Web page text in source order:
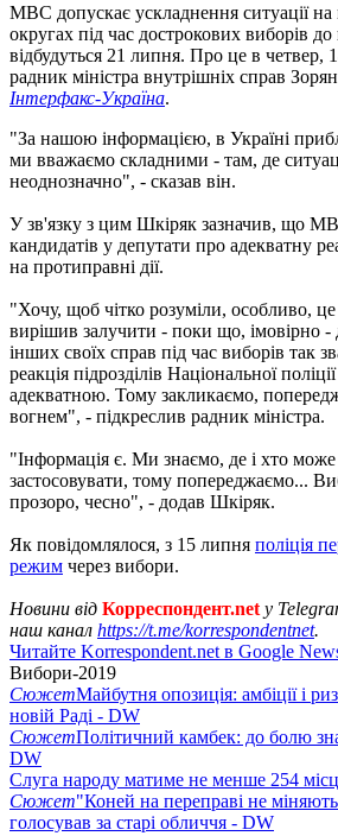
МВС допускає ускладнення ситуації
округах під час дострокових виборів до
відбудуться 21 липня. Про це в четвер,
радник міністра внутрішніх справ
Інтерфакс-Україна.
"За нашою інформацією, в Україні
ми вважаємо складними - там, де
неоднозначно", - сказав він.
У зв'язку з цим Шкіряк зазначив, що
кандидатів у депутати про адекватну
на протиправні дії.
"Хочу, щоб чітко розуміли, особливо, це
вирішив залучити - поки що, імовірно
інших своїх справ під час виборів так
реакція підрозділів Національної
адекватною. Тому закликаємо,
вогнем", - підкреслив радник міністра.
"Інформація є. Ми знаємо, де і хто може
застосовувати, тому попереджаємо...
прозоро, чесно", - додав Шкіряк.
Як повідомлялося, з 15 липня поліція
режим через вибори.
Новини від Корреспондент.net у
наш канал https://t.me/korrespondentnet.
Читайте Korrespondent.net в Google
Вибори-2019
СюжетМайбутня опозиція: амбіції і
новій Раді - DW
СюжетПолітичний камбек: до болю
DW
Слуга народу матиме не менше 254
Сюжет"Коней на переправі не
голосував за старі обличчя - DW